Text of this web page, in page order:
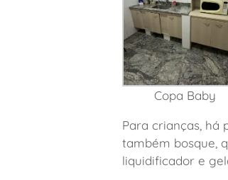
Copa Baby
Para crianças, há
também bosque,
liquidificador e